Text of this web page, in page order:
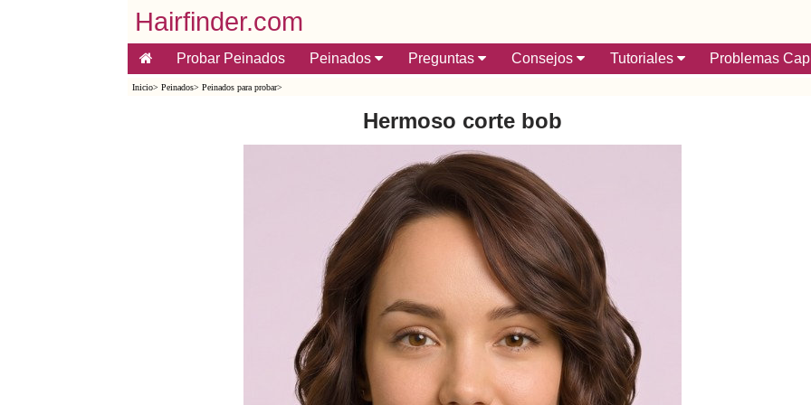
Hairfinder.com
Probar Peinados Peinados Preguntas Consejos Tutoriales Problemas
Inicio> Peinados> Peinados para probar>
Hermoso corte bob